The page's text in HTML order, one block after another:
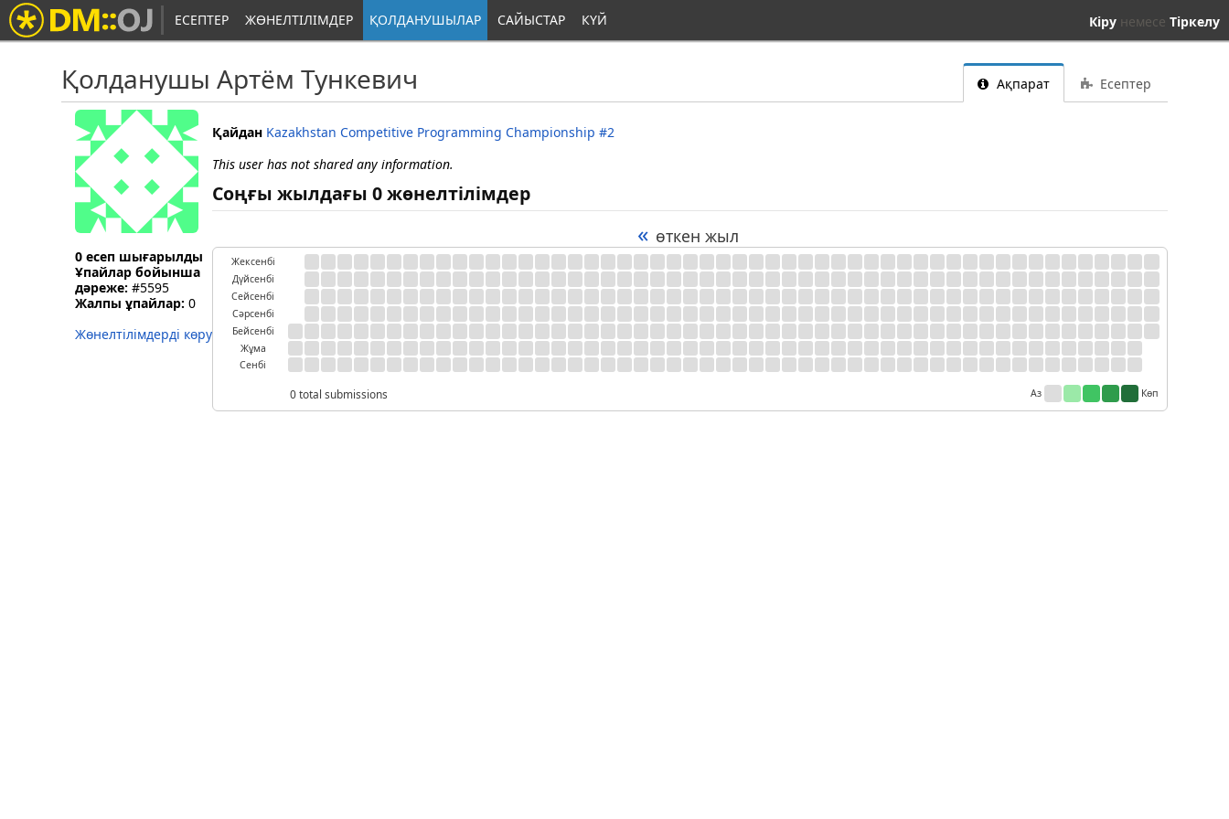
ЕСЕПТЕР ЖӨНЕЛТІЛІМДЕР ҚОЛДАНУШЫЛАР САЙЫСТАР КҮЙ Кіру немесе Тіркелу
Қолданушы Артём Тункевич Ақпарат Есептер
0 есеп шығарылды
Ұпайлар бойынша
дәреже: #5595
Жалпы ұпайлар: 0
Жөнелтілімдерді көру
Қайдан Kazakhstan Competitive Programming Championship #2
This user has not shared any information.
Соңғы жылдағы 0 жөнелтілімдер
« өткен жыл
Жексенбі
Дүйсенбі
Сейсенбі
Сәрсенбі
Бейсенбі
Жұма
Сенбі
0 total submissions Аз Көп